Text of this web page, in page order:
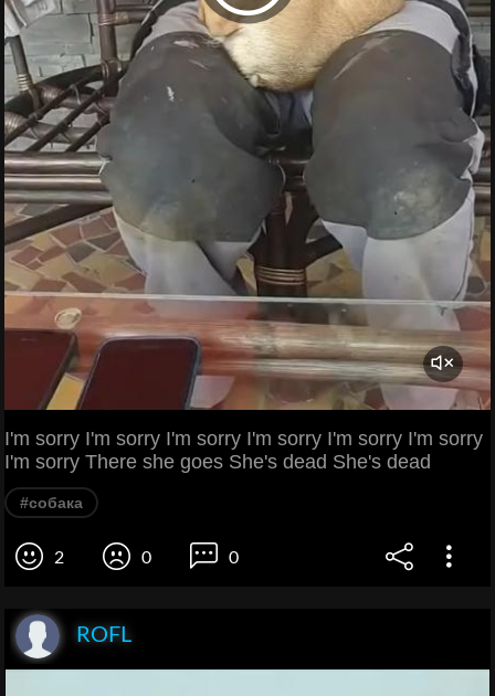
I'm sorry I'm sorry I'm sorry I'm sorry I'm sorry I'm sorry
I'm sorry There she goes She's dead She's dead
#собака
2 0 0
ROFL